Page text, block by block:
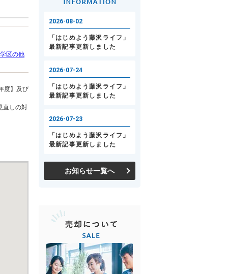
区の他
度】及び
直しの対
お知らせ一覧へ